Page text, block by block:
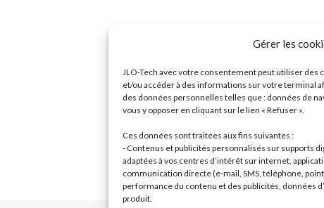
Gérer les
JLO-Tech avec votre consentement peut utiliser des
et/ou accéder à des informations sur votre terminal
des données personnelles telles que : données de
vous y opposer en cliquant sur le lien « Refuser ».
Ces données sont traitées aux fins suivantes :
- Contenus et publicités personnalisés sur supports
adaptées à vos centres d’intérêt sur internet,
communication directe (e-mail, SMS, téléphone,
performance du contenu et des publicités, données
produit.